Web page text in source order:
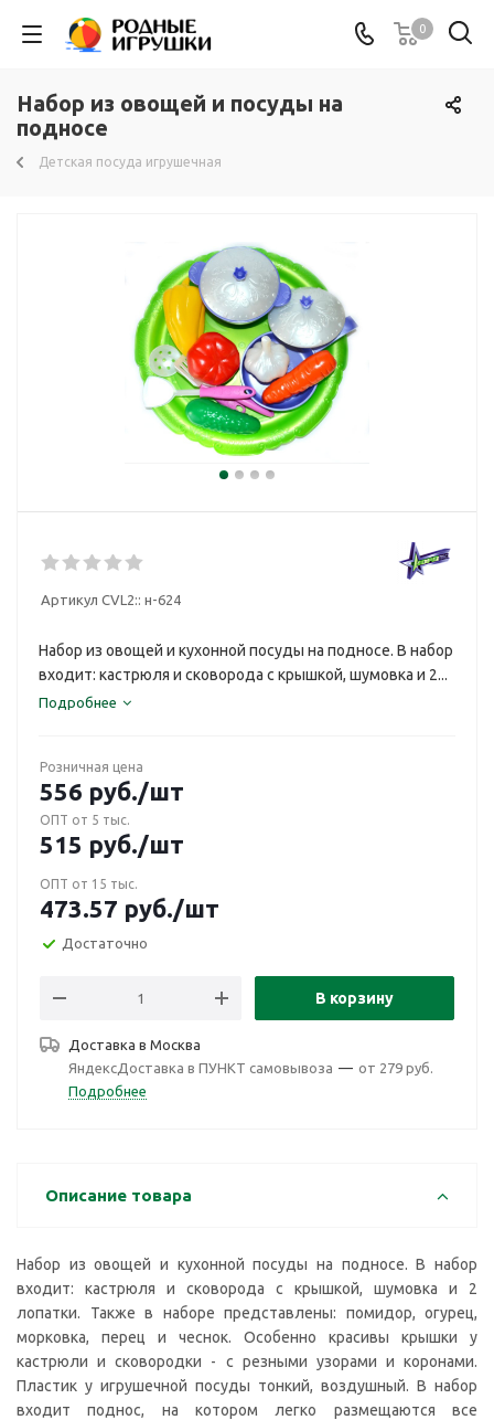
0
Набор из овощей и посуды на
подносе
Детская посуда игрушечная
Артикул CVL2:: н-624
Набор из овощей и кухонной посуды на подносе. В набор
входит: кастрюля и сковорода с крышкой, шумовка и 2...
Подробнее
Розничная цена
556 руб./шт
ОПТ от 5 тыс.
515 руб./шт
ОПТ от 15 тыс.
473.57 руб./шт
Достаточно
В корзину
Доставка в Москва
ЯндексДоставка в ПУНКТ самовывоза — от 279 руб.
Подробнее
Описание товара
Набор из овощей и кухонной посуды на подносе. В набор
входит: кастрюля и сковорода с крышкой, шумовка и 2
лопатки. Также в наборе представлены: помидор, огурец,
морковка, перец и чеснок. Особенно красивы крышки у
кастрюли и сковородки - с резными узорами и коронами.
Пластик у игрушечной посуды тонкий, воздушный. В набор
входит поднос, на котором легко размещаются все